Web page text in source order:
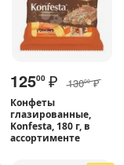
12500 ₽ 13000 ₽
Конфеты
глазированные,
Konfesta, 180 г, в
ассортименте